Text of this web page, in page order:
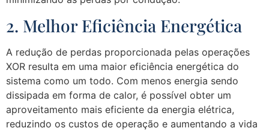
2. Melhor Eficiência Energética
A redução de perdas proporcionada pelas operações
XOR resulta em uma maior eficiência energética do
sistema como um todo. Com menos energia sendo
dissipada em forma de calor, é possível obter um
aproveitamento mais eficiente da energia elétrica,
reduzindo os custos de operação e aumentando a vida